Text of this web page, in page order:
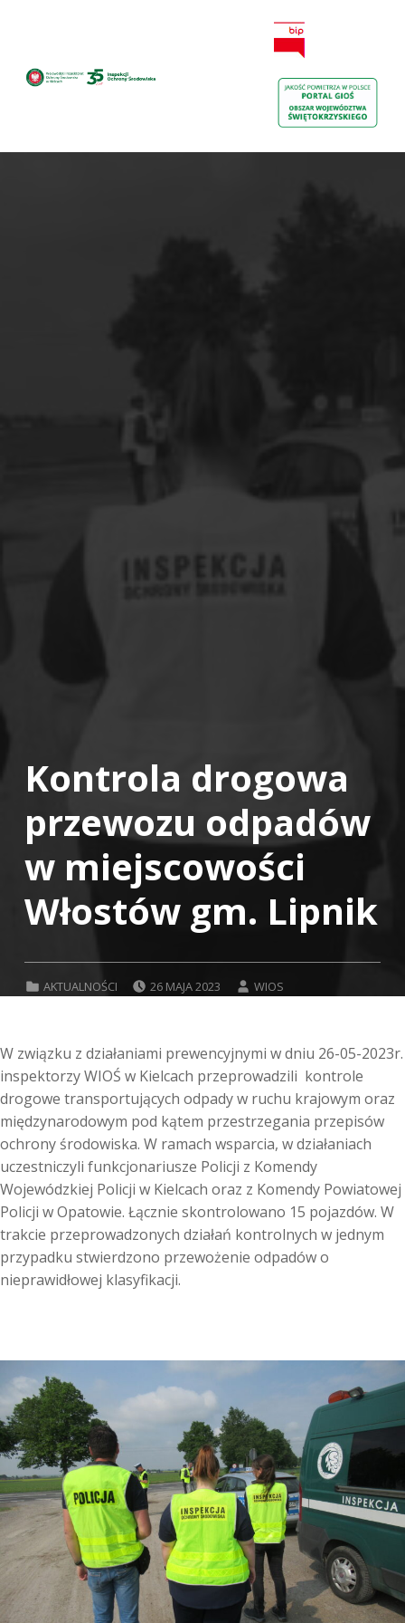
Kontrola drogowa
przewozu odpadów
w miejscowości
Włostów gm. Lipnik
AKTUALNOŚCI 26 MAJA 2023 WIOS
W związku z działaniami prewencyjnymi w dniu 26-05-2023r.
inspektorzy WIOŚ w Kielcach przeprowadzili kontrole
drogowe transportujących odpady w ruchu krajowym oraz
międzynarodowym pod kątem przestrzegania przepisów
ochrony środowiska. W ramach wsparcia, w działaniach
uczestniczyli funkcjonariusze Policji z Komendy
Wojewódzkiej Policji w Kielcach oraz z Komendy Powiatowej
Policji w Opatowie. Łącznie skontrolowano 15 pojazdów. W
trakcie przeprowadzonych działań kontrolnych w jednym
przypadku stwierdzono przewożenie odpadów o
nieprawidłowej klasyfikacji.